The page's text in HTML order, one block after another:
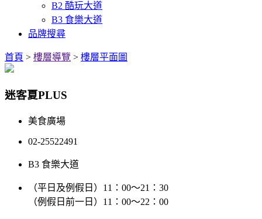
B2 酷玩大道
B3 食樂大道
品牌搜尋
首頁 > 樓層導覽 > 樓層平面圖
迷客夏PLUS
美食廣場
02-25522491
B3 食樂大道
（平日及例假日）11：00～21：30
（例假日前一日）11：00～22：00